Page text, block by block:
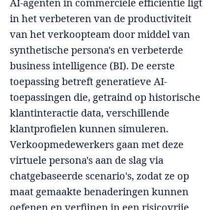
in het verbeteren van de productiviteit
van het verkoopteam door middel van
synthetische persona's en verbeterde
business intelligence (BI). De eerste
toepassing betreft generatieve AI-
toepassingen die, getraind op historische
klantinteractie data, verschillende
klantprofielen kunnen simuleren.
Verkoopmedewerkers gaan met deze
virtuele persona's aan de slag via
chatgebaseerde scenario's, zodat ze op
maat gemaakte benaderingen kunnen
oefenen en verfijnen in een risicovrije